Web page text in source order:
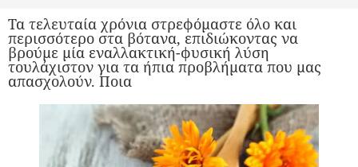
Τα τελευταία χρόνια στρεφόμαστε όλο και
περισσότερο στα βότανα, επιδιώκοντας να
βρούμε μία εναλλακτική-φυσική λύση
τουλάχιστον για τα ήπια προβλήματα που μας
απασχολούν. Ποια